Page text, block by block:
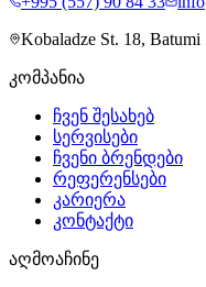
Kobaladze St. 18, Batumi
კომპანია
ჩვენ შესახებ
სერვისები
ჩვენი ბრენდები
რეფერენსები
კარიერა
კონტაქტი
აღმოაჩინე